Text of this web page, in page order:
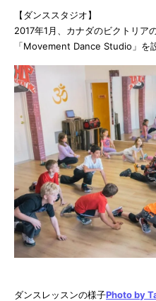
【ダンススタジオ】
2017年1月、カナダのビクトリア
「Movement Dance Studio」を
ダンスレッスンの様子Photo by